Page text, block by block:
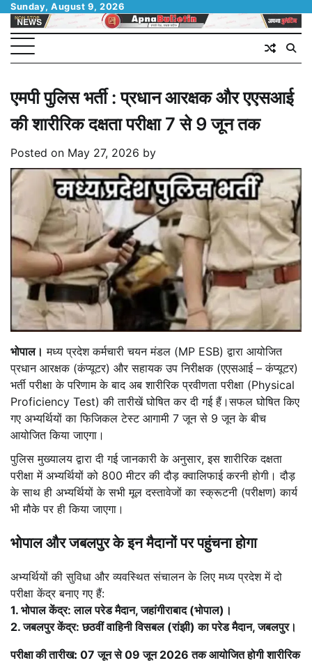
Skip
content
Sunday, August 9, 2026
एमपी पुलिस भर्ती : प्रधान आरक्षक और एएसआई
की शारीरिक दक्षता परीक्षा 7 से 9 जून तक
Posted on May 27, 2026 by
भोपाल। मध्य प्रदेश कर्मचारी चयन मंडल (MP ESB) द्वारा आयोजित
प्रधान आरक्षक (कंप्यूटर) और सहायक उप निरीक्षक (एएसआई – कंप्यूटर)
भर्ती परीक्षा के परिणाम के बाद अब शारीरिक प्रवीणता परीक्षा (Physical
Proficiency Test) की तारीखें घोषित कर दी गई हैं।सफल घोषित किए
गए अभ्यर्थियों का फिजिकल टेस्ट आगामी 7 जून से 9 जून के बीच
आयोजित किया जाएगा।
पुलिस मुख्यालय द्वारा दी गई जानकारी के अनुसार, इस शारीरिक दक्षता
परीक्षा में अभ्यर्थियों को 800 मीटर की दौड़ क्वालिफाई करनी होगी। दौड़
के साथ ही अभ्यर्थियों के सभी मूल दस्तावेजों का स्क्रूटनी (परीक्षण) कार्य
भी मौके पर ही किया जाएगा।
भोपाल और जबलपुर के इन मैदानों पर पहुंचना होगा
अभ्यर्थियों की सुविधा और व्यवस्थित संचालन के लिए मध्य प्रदेश में दो
परीक्षा केंद्र बनाए गए हैं:
1. भोपाल केंद्र: लाल परेड मैदान, जहांगीराबाद (भोपाल)।
2. जबलपुर केंद्र: छठवीं वाहिनी विसबल (रांझी) का परेड मैदान, जबलपुर।
परीक्षा की तारीख: 07 जून से 09 जून 2026 तक आयोजित होगी शारीरिक